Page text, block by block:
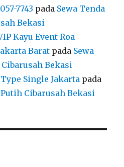
7743 pada Sewa Tenda
Bekasi
Kayu Event Roa
Barat pada Sewa
Bekasi
Single Jakarta pada
Cibarusah Bekasi